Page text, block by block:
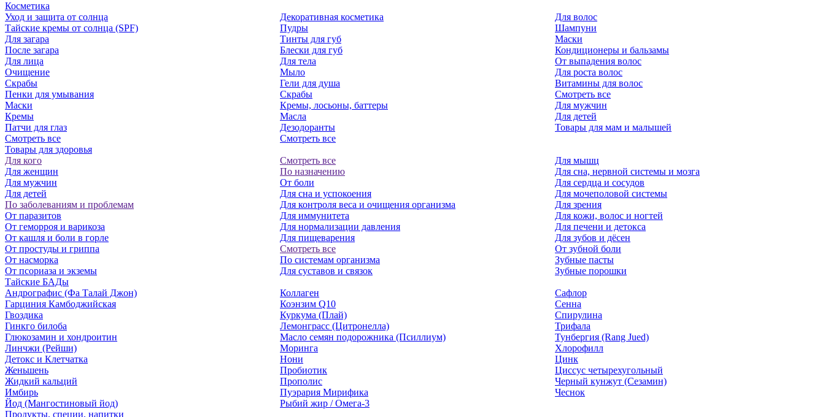
Косметика
Уход и защита от солнца
Тайские кремы от солнца (SPF)
Для загара
После загара
Для лица
Очищение
Скрабы
Пенки для умывания
Маски
Кремы
Патчи для глаз
Смотреть все
Декоративная косметика
Пудры
Тинты для губ
Блески для губ
Для тела
Мыло
Гели для душа
Скрабы
Кремы, лосьоны, баттеры
Масла
Дезодоранты
Смотреть все
Для волос
Шампуни
Маски
Кондиционеры и бальзамы
От выпадения волос
Для роста волос
Витамины для волос
Смотреть все
Для мужчин
Для детей
Товары для мам и малышей
Товары для здоровья
Для кого
Для женщин
Для мужчин
Для детей
По заболеваниям и проблемам
От паразитов
Oт геморроя и варикоза
От кашля и боли в горле
От простуды и гриппа
От насморка
Oт псориаза и экземы
Смотреть все
По назначению
От боли
Для сна и успокоения
Для контроля веса и очищения организма
Для иммунитета
Для нормализации давления
Для пищеварения
Смотреть все
По системам организма
Для суставов и связок
Для мышц
Для сна, нервной системы и мозга
Для сердца и сосудов
Для мочеполовой системы
Для зрения
Для кожи, волос и ногтей
Для печени и детокса
Для зубов и дёсен
От зубной боли
Зубные пасты
Зубные порошки
Тайские БАДы
Андрографис (Фа Талай Джон)
Гарциния Камбоджийская
Гвоздика
Гинкго билоба
Глюкозамин и хондроитин
Линчжи (Рейши)
Детокс и Клетчатка
Женьшень
Жидкий кальций
Имбирь
Йод (Мангостиновый йод)
Коллаген
Коэнзим Q10
Куркума (Плай)
Лемонграсс (Цитронелла)
Масло семян подорожника (Псиллиум)
Моринга
Нони
Пробиотик
Прополис
Пуэрария Мирифика
Рыбий жир / Омега-3
Сафлор
Сенна
Спирулина
Трифала
Тунбергия (Rang Jued)
Хлорофилл
Цинк
Циссус четырехугольный
Черный кунжут (Сезамин)
Чеснок
Продукты, специи, напитки